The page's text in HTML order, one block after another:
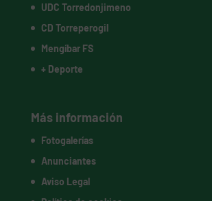
UDC Torredonjimeno
CD Torreperogil
Mengíbar FS
+ Deporte
Más información
Fotogalerías
Anunciantes
Aviso Legal